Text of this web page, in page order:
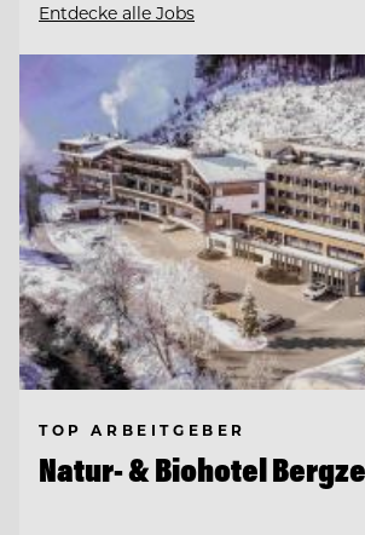
Entdecke alle Jobs
TOP ARBEITGEBER
Natur- & Biohotel